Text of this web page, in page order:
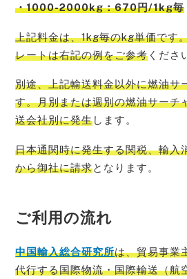
・1000-2000kg：670円/1kg毎
上記料金は、1kg毎のkg単価です
レートは右記の例をご参考 くださ
別途、上記輸送料金以外に燃油サ
す。月別または週別の燃油サーチ
送会社別に発生します。
日本通関時に発生する関税、輸入
から御社に請求となります。
ご利用の流れ
中国輸入総合研究所は、貿易事業
代行する国際物流・国際輸送（航